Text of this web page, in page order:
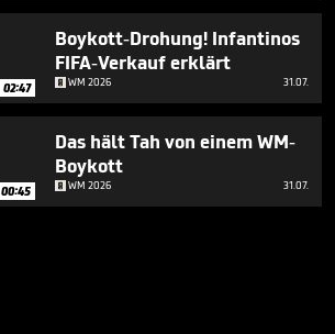
02:47
Boykott-Drohung! Infantinos
FIFA-Verkauf erklärt
WM 2026 31.07.
00:45
Das hält Tah von einem WM-
Boykott
WM 2026 31.07.